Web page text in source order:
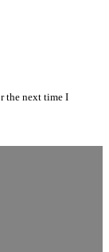
the next time I